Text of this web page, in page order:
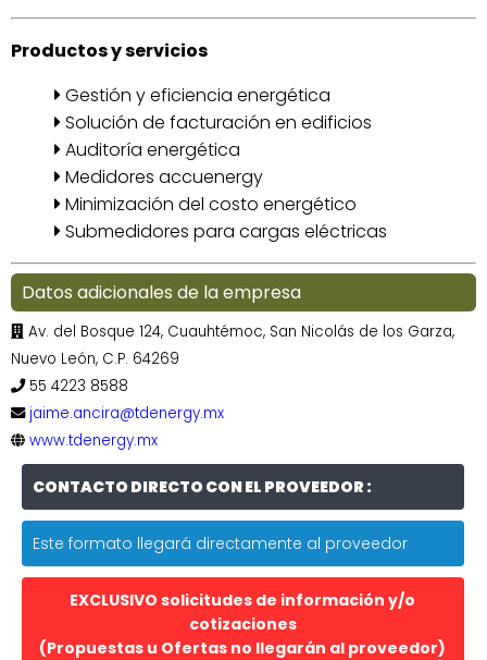
Productos y servicios
Gestión y eficiencia energética
Solución de facturación en edificios
Auditoría energética
Medidores accuenergy
Minimización del costo energético
Submedidores para cargas eléctricas
Datos adicionales de la empresa
Av. del Bosque 124, Cuauhtémoc, San Nicolás de los Garza,
Nuevo León, C.P. 64269
55 4223 8588
jaime.ancira@tdenergy.mx
www.tdenergy.mx
CONTACTO DIRECTO CON EL PROVEEDOR :
Este formato llegará directamente al proveedor
EXCLUSIVO solicitudes de información y/o
cotizaciones
(Propuestas u Ofertas no llegarán al proveedor)